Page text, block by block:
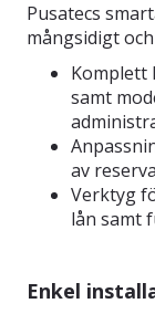
Pusatecs
mångsidigt
Komplett
samt
av
Verktyg
lån samt
Enkel